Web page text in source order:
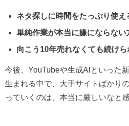
ネタ探しに時間をたっぷり使え
単純作業が本当に嫌にならない
向こう10年売れなくても続けら
今後、YouTubeや生成AIといった
生まれる中で、大手サイトばかり
っていくのは、本当に厳しいなと